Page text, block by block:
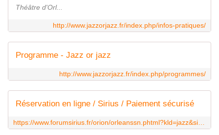
Théâtre d'Orl...
http://www.jazzorjazz.fr/index.php/infos-pratiques/
Programme - Jazz or jazz
http://www.jazzorjazz.fr/index.php/programmes/
Réservation en ligne / Sirius / Paiement sécurisé